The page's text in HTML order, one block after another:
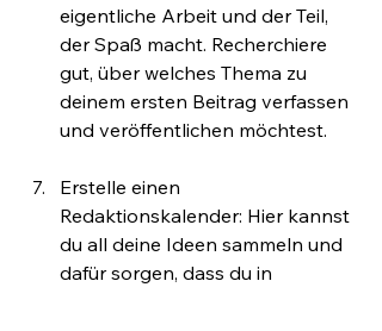
eigentliche Arbeit und der Teil,
der Spaß macht. Recherchiere
gut, über welches Thema zu
deinem ersten Beitrag verfassen
und veröffentlichen möchtest.
Erstelle einen
Redaktionskalender: Hier kannst
du all deine Ideen sammeln und
dafür sorgen, dass du in